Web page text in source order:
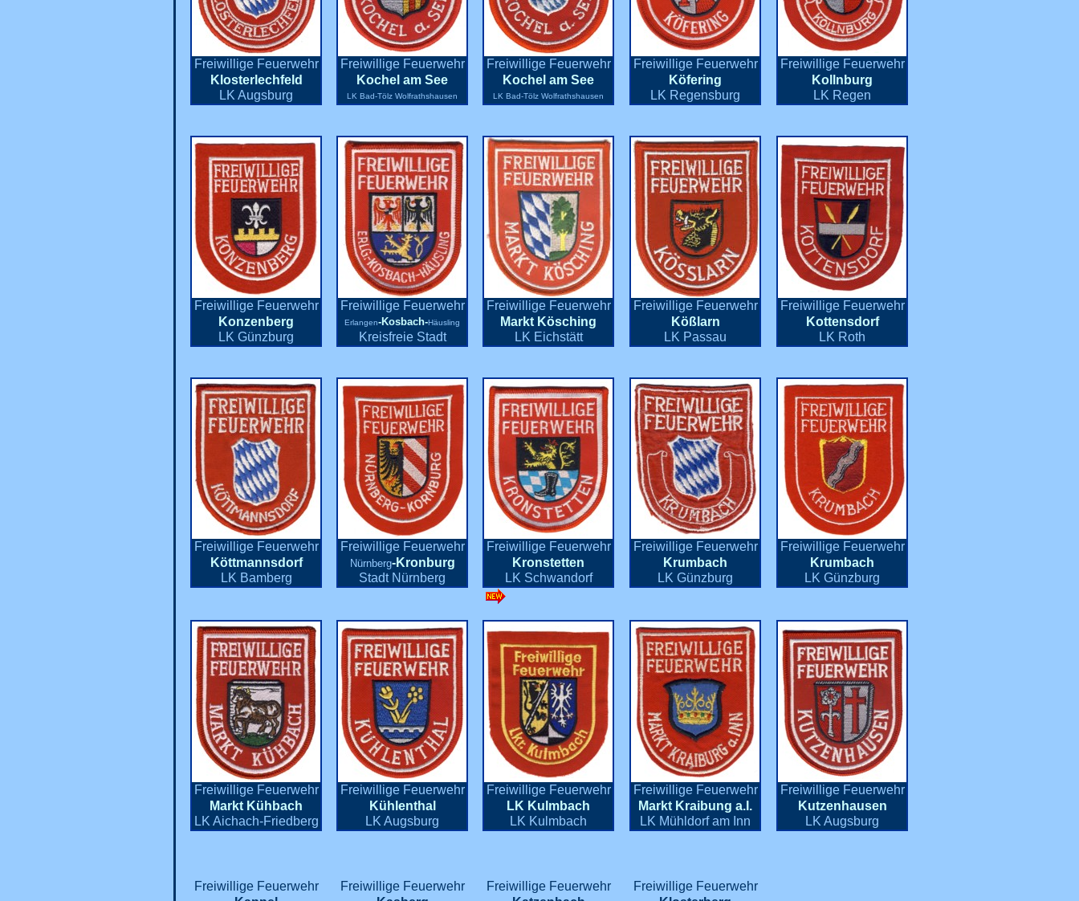
Freiwillige Feuerwehr Freiwillige Feuerwehr Freiwillige Feuerwehr Freiwillige Feuerwehr
Freiwillige Feuerwehr
Klosterlechfeld
Kochel am See Kochel am See Köfering
Kollnburg
LK Augsburg
LK Bad-Tölz Wolfrathshausen LK Bad-Tölz Wolfrathshausen LK Regensburg LK Regen
Freiwillige Feuerwehr Freiwillige Feuerwehr Freiwillige Feuerwehr Freiwillige Feuerwehr
Freiwillige Feuerwehr
Konzenberg
Erlangen-Kosbach-Häusling Markt Kösching Kößlarn
Kottensdorf
LK Günzburg
Kreisfreie Stadt LK Eichstätt LK Passau LK Roth
Freiwillige Feuerwehr Freiwillige Feuerwehr Freiwillige Feuerwehr Freiwillige Feuerwehr
Freiwillige Feuerwehr
Köttmannsdorf
Nürnberg-Kronburg Kronstetten Krumbach
Krumbach
LK Bamberg
Stadt Nürnberg LK Schwandorf LK Günzburg LK Günzburg
Freiwillige Feuerwehr Freiwillige Feuerwehr Freiwillige Feuerwehr Freiwillige Feuerwehr
Freiwillige Feuerwehr
Markt Kühbach
Kühlenthal LK Kulmbach Markt Kraibung a.I.
Kutzenhausen
LK Aichach-Friedberg
LK Augsburg LK Kulmbach LK Mühldorf am Inn LK Augsburg
Freiwillige Feuerwehr Freiwillige Feuerwehr Freiwillige Feuerwehr
Freiwillige Feuerwehr